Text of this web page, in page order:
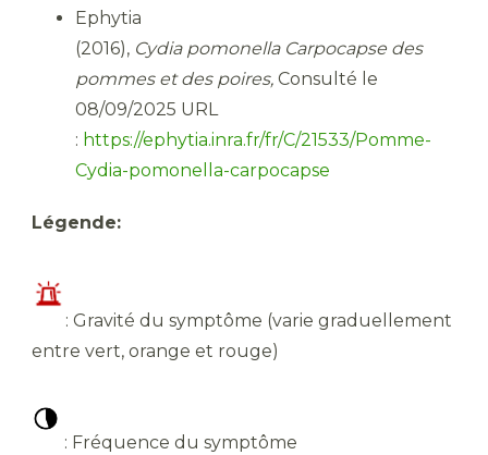
Ephytia
(2016), Cydia pomonella Carpocapse des
pommes et des poires, Consulté le
08/09/2025 URL
: https://ephytia.inra.fr/fr/C/21533/Pomme-
Cydia-pomonella-carpocapse
Légende:
​: Gravité du symptôme (varie graduellement
entre vert, orange et rouge)
​ : Fréquence du symptôme